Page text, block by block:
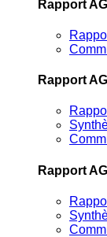
Rapport
Rapport
Rapport